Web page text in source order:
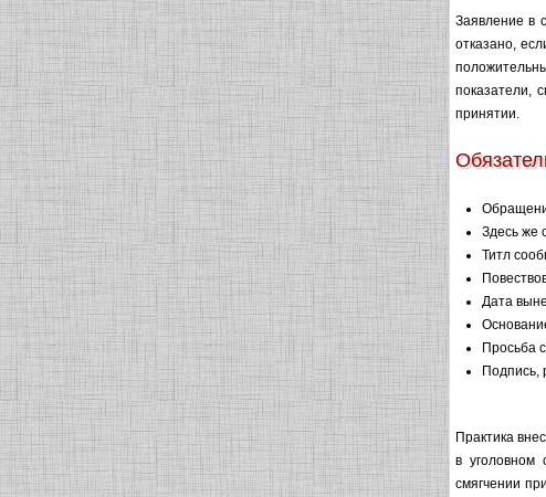
Заявление в
отказано,
показатели,
принятии.
Здесь же
Титл
Дата
Просьба
Подпись,
Практика
в уголовном
смягчении